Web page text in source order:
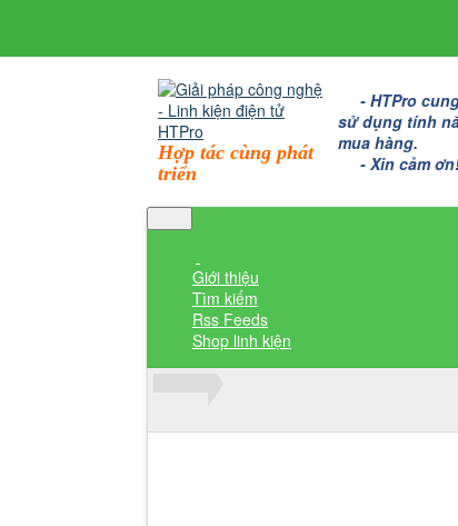
Hợp tác cùng phát
triển
- HTPro
sử dụng tính
mua hàng.
- Xin cảm
Giới thiệu
Tìm kiếm
Rss Feeds
Shop linh kiện
Thành viên đăng nhập